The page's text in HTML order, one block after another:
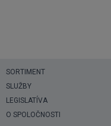
SORTIMENT
SLUŽBY
LEGISLATÍVA
O SPOLOČNOSTI